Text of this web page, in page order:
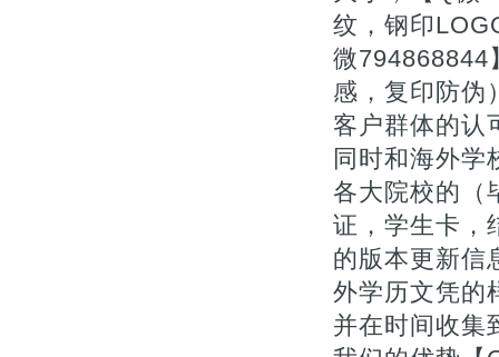
纹，钢印
微794868844
感，复印防伪
客户群体的认
同时和海外学
各大院校的（
证，学生卡，
的版本更新信
外学历文凭的
并在时间收集